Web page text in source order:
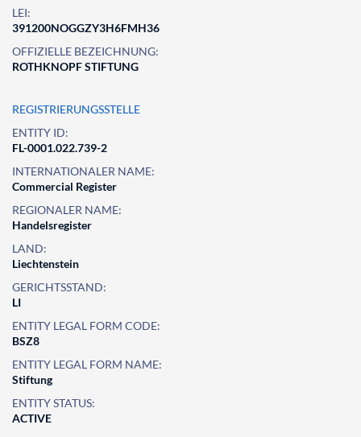
LEI:
391200NOGGZY3H6FMH36
OFFIZIELLE BEZEICHNUNG:
ROTHKNOPF STIFTUNG
REGISTRIERUNGSSTELLE
ENTITY ID:
FL-0001.022.739-2
INTERNATIONALER NAME:
Commercial Register
REGIONALER NAME:
Handelsregister
LAND:
Liechtenstein
GERICHTSSTAND:
LI
ENTITY LEGAL FORM CODE:
BSZ8
ENTITY LEGAL FORM NAME:
Stiftung
ENTITY STATUS:
ACTIVE